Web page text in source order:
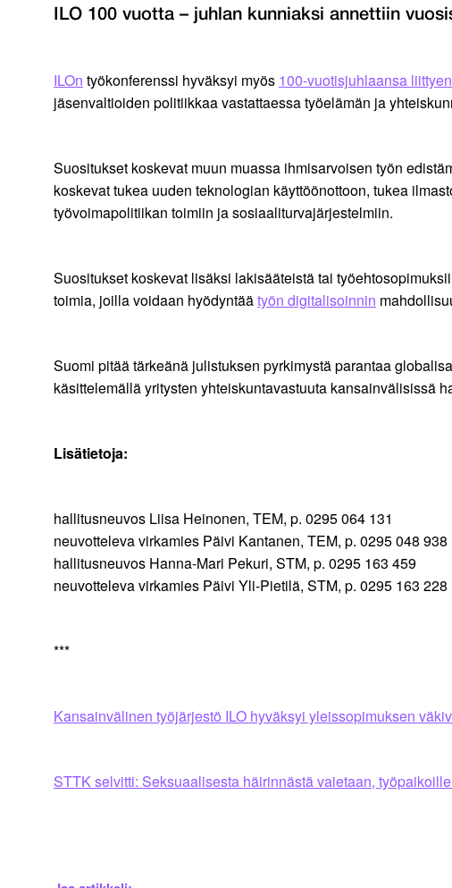
ILO 100 vuotta – juhlan kunniaksi annettiin
ILOn työkonferenssi hyväksyi myös 100-vuotisjuhlaansa liittyen
jäsenvaltioiden politiikkaa vastattaessa työelämän ja
Suositukset koskevat muun muassa ihmisarvoisen työn
koskevat tukea uuden teknologian käyttöönottoon, tukea
työvoimapolitiikan toimiin ja sosiaaliturvajärjestelmiin.
Suositukset koskevat lisäksi lakisääteistä tai
toimia, joilla voidaan hyödyntäätyön digitalisoinnin
Suomi pitää tärkeänä julistuksen pyrkimystä parantaa
käsittelemällä yritysten yhteiskuntavastuuta kansainvälisissä
Lisätietoja:
hallitusneuvos Liisa Heinonen, TEM, p. 0295 064 131
neuvotteleva virkamies Päivi Kantanen, TEM, p. 0295 048 938
hallitusneuvos Hanna-Mari Pekuri, STM, p. 0295 163 459
neuvotteleva virkamies Päivi Yli-Pietilä, STM, p. 0295 163 228
***
Kansainvälinen työjärjestö ILO hyväksyi yleissopimuksen
STTK selvitti: Seksuaalisesta häirinnästä vaietaan,